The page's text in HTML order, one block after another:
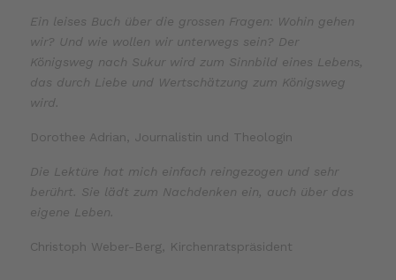
Ein leises Buch über die grossen Fragen: Wohin gehen
wir? Und wie wollen wir unterwegs sein? Der
Königsweg nach Sukur wird zum Sinnbild eines Lebens,
das durch Liebe und Wertschätzung zum Königsweg
wird.
Dorothee Adrian, Journalistin und Theologin
Die Lektüre hat mich einfach reingezogen und sehr
berührt. Sie lädt zum Nachdenken ein, auch über das
eigene Leben.
Christoph Weber-Berg, Kirchenratspräsident